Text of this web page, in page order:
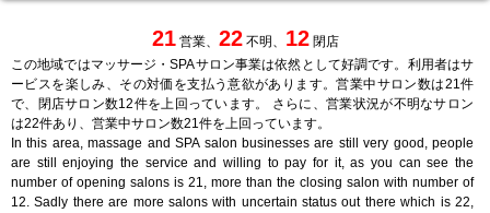
21営業、 22不明、 12閉店
この地域ではマッサージ・SPAサロン事業は依然として好調です。利用者はサ
ービスを楽しみ、その対価を支払う意欲があります。営業中サロン数は21件
で、閉店サロン数12件を上回っています。 さらに、営業状況が不明なサロン
は22件あり、営業中サロン数21件を上回っています。
In this area, massage and SPA salon businesses are still very good, people
are still enjoying the service and willing to pay for it, as you can see the
number of opening salons is 21, more than the closing salon with number of
12. Sadly there are more salons with uncertain status out there which is 22,